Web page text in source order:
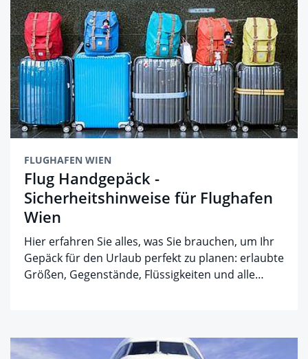
FLUGHAFEN WIEN
Flug Handgepäck -
Sicherheitshinweise für Flughafen
Wien
Hier erfahren Sie alles, was Sie brauchen, um Ihr
Gepäck für den Urlaub perfekt zu planen: erlaubte
Größen, Gegenstände, Flüssigkeiten und alle…